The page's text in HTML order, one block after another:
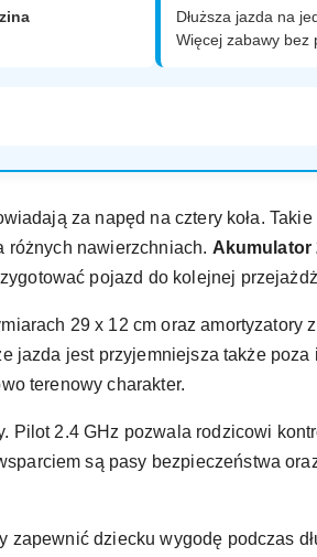
Dłuższa jazda na
Więcej zabawy bez
za napęd na cztery koła.
różnych nawierzchniach. Akumulator
pojazd do kolejnej
29 x 12 cm oraz amortyzatory
jazda jest przyjemniejsza także
terenowy charakter.
Pilot 2.4 GHz pozwala rodzicowi
są pasy bezpieczeństwa
zapewnić dziecku wygodę podczas